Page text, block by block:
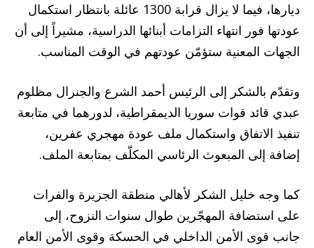
ديارها، فيما لا يزال قرابة 1300 عائلة بانتظار استكمال
عودتها فور انتهاء التزامات أبنائها الدراسية، مشيراً إلى أن
الجهات المعنية ستؤمّن عودتهم في الوقت المناسب.
وتقدّم بالشكر إلى الرئيس أحمد الشرع والجنرال مظلوم
عبدي قائد قوات سوريا الديمقراطية، لدورهما في متابعة
تنفيذ الاتفاق واستكمال ملف عودة مهجري عفرين،
إضافة إلى المبعوث الرئاسي المكلّف بمتابعة الملف.
كما وجه خليل الشكر لأهالي منطقة الجزيرة والفرات
على استضافة المهجّرين طوال سنوات النزوح، إلى
جانب قوى الأمن الداخلي في الحسكة وقوى الأمن العام